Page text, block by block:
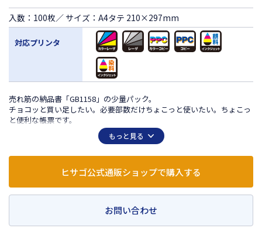
入数：100枚／ サイズ：A4タテ 210×297mm
対応プリンタ
売れ筋の納品書「GB1158」の少量パック。
チョコッと買い足したい。必要部数だけちょこっと使いたい。ちょこっ
と便利な帳票です。
もっと見る
ヒサゴ公式通販ショップで購入する
お問い合わせ